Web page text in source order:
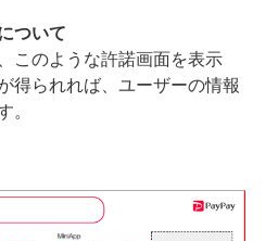
ついて
このような許諾画面を表示
得られれば、ユーザーの情報